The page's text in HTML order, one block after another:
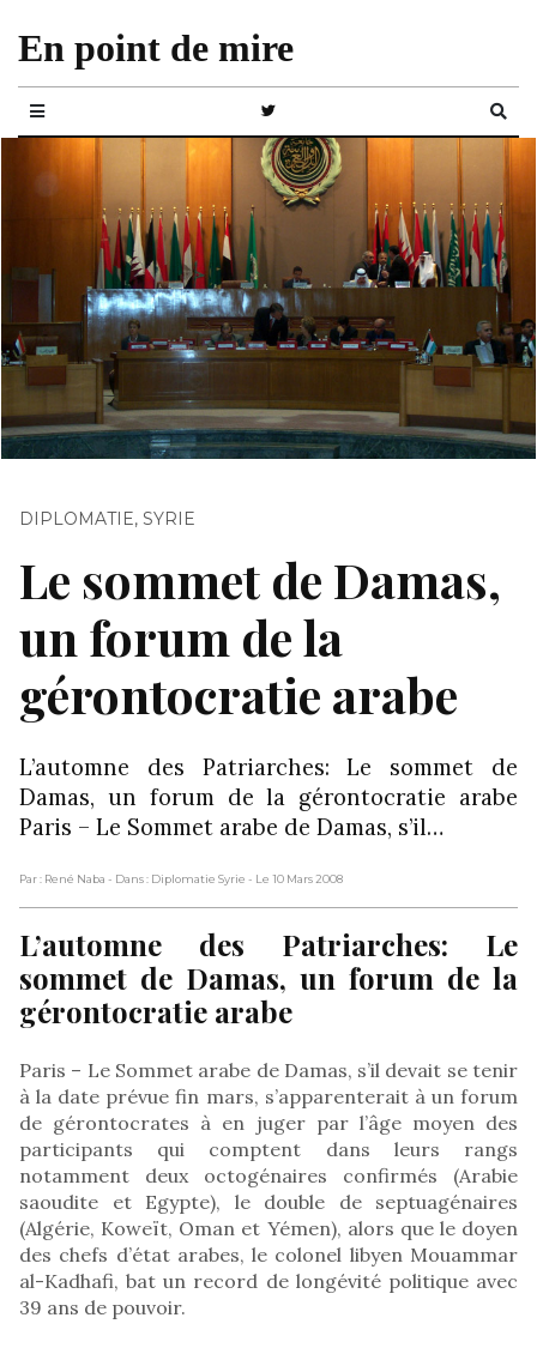
En point de mire
DIPLOMATIE, SYRIE
Le sommet de Damas,
un forum de la
gérontocratie arabe
L’automne des Patriarches: Le sommet de
Damas, un forum de la gérontocratie arabe
Paris – Le Sommet arabe de Damas, s’il…
Par : René Naba - Dans : Diplomatie Syrie - Le 10 Mars 2008
L’automne des Patriarches: Le
sommet de Damas, un forum de la
gérontocratie arabe
Paris – Le Sommet arabe de Damas, s’il devait se tenir
à la date prévue fin mars, s’apparenterait à un forum
de gérontocrates à en juger par l’âge moyen des
participants qui comptent dans leurs rangs
notamment deux octogénaires confirmés (Arabie
saoudite et Egypte), le double de septuagénaires
(Algérie, Koweït, Oman et Yémen), alors que le doyen
des chefs d’état arabes, le colonel libyen Mouammar
al-Kadhafi, bat un record de longévité politique avec
39 ans de pouvoir.